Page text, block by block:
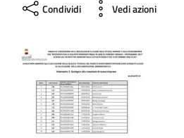
Condividi Vedi azioni